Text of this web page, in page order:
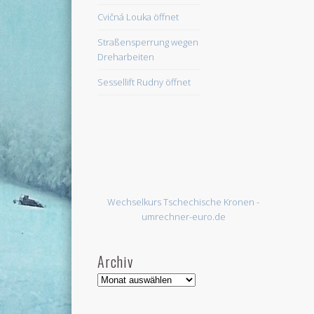
Cvičná Louka öffnet
Straßensperrung wegen
Dreharbeiten
Sessellift Rudny öffnet
Wechselkurs Tschechische Kronen -
umrechner-euro.de
Archiv
Archiv